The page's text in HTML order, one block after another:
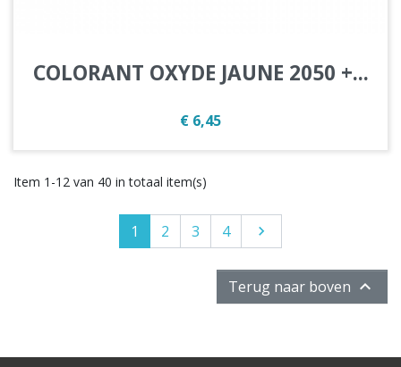
COLORANT OXYDE JAUNE 2050 +...
Prijs
€ 6,45
Item 1-12 van 40 in totaal item(s)
1 2 3 4 Volgende

Terug naar boven 